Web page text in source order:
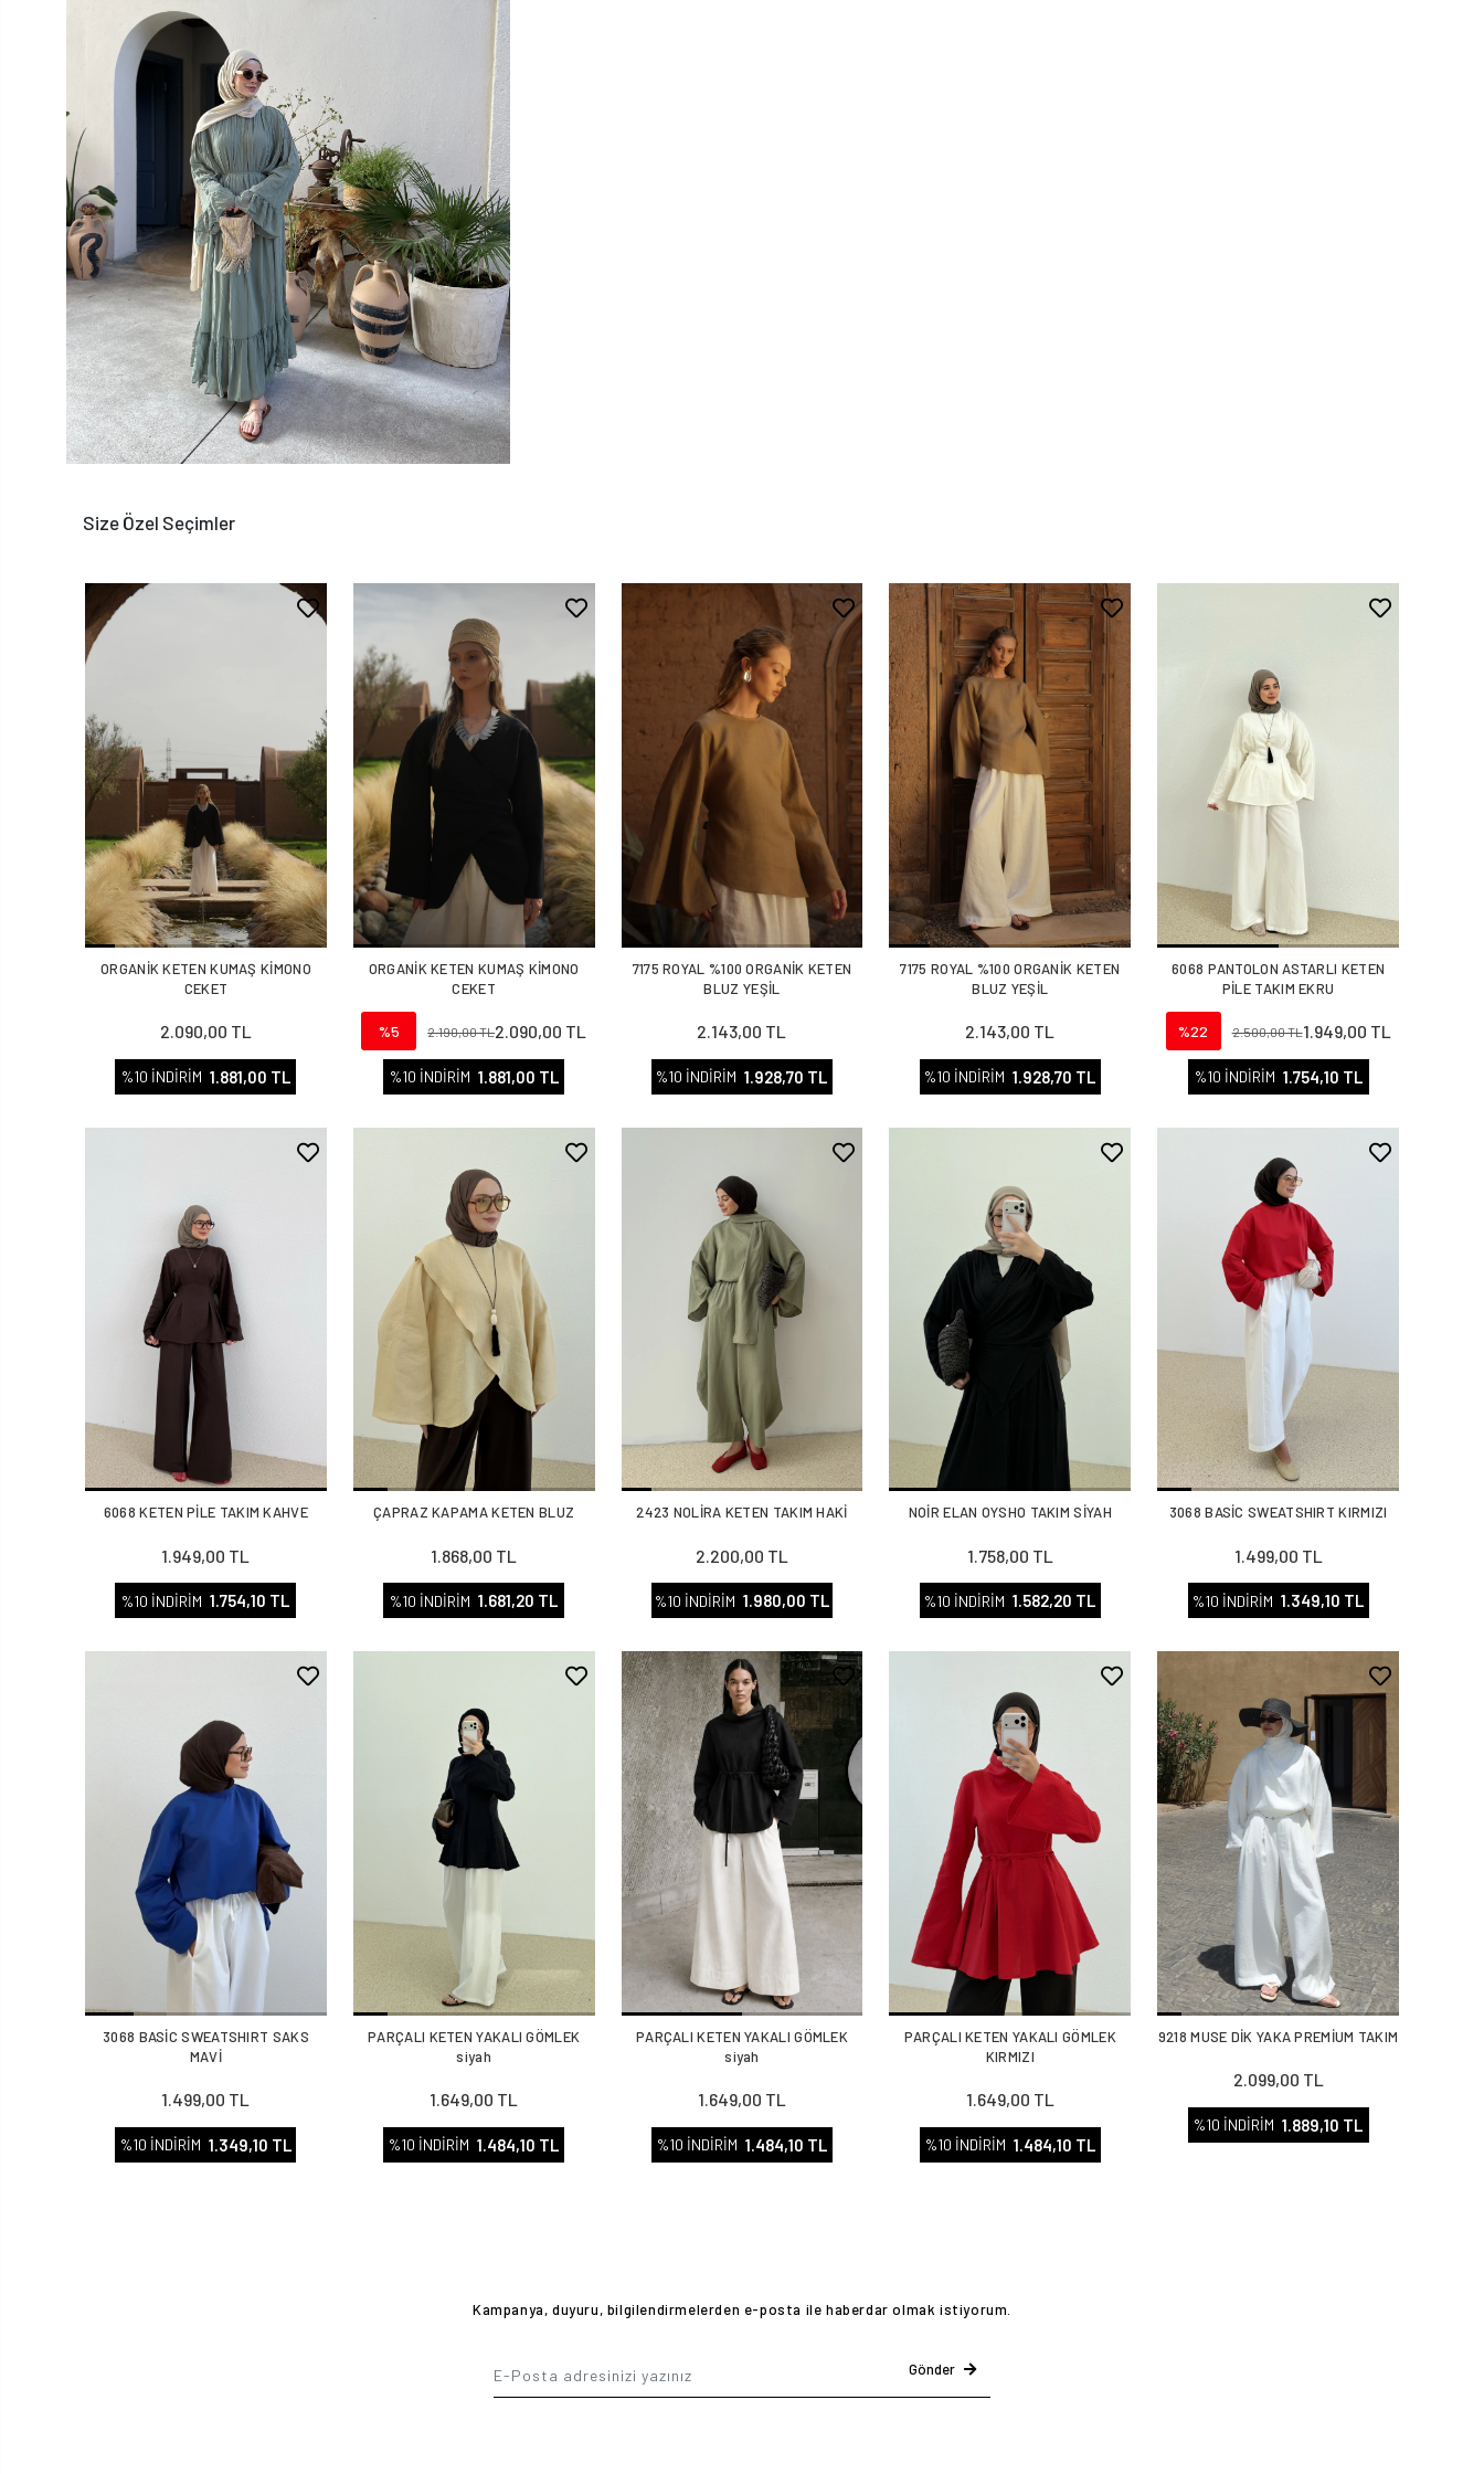
Size Özel Seçimler
ORGANİK KETEN KUMAŞ KİMONO
CEKET
2.090,00 TL
%10 İNDİRİM 1.881,00 TL
ORGANİK KETEN KUMAŞ KİMONO
CEKET
%5 2.190,00 TL2.090,00 TL
%10 İNDİRİM 1.881,00 TL
7175 ROYAL %100 ORGANİK KETEN
BLUZ YEŞİL
2.143,00 TL
%10 İNDİRİM 1.928,70 TL
7175 ROYAL %100 ORGANİK KETEN
BLUZ YEŞİL
2.143,00 TL
%10 İNDİRİM 1.928,70 TL
6068 PANTOLON ASTARLI KETEN
PİLE TAKIM EKRU
%22 2.500,00 TL1.949,00 TL
%10 İNDİRİM 1.754,10 TL
6068 KETEN PİLE TAKIM KAHVE
1.949,00 TL
%10 İNDİRİM 1.754,10 TL
ÇAPRAZ KAPAMA KETEN BLUZ
1.868,00 TL
%10 İNDİRİM 1.681,20 TL
2423 NOLİRA KETEN TAKIM HAKİ
2.200,00 TL
%10 İNDİRİM 1.980,00 TL
NOİR ELAN OYSHO TAKIM SİYAH
1.758,00 TL
%10 İNDİRİM 1.582,20 TL
3068 BASİC SWEATSHIRT KIRMIZI
1.499,00 TL
%10 İNDİRİM 1.349,10 TL
3068 BASİC SWEATSHIRT SAKS
MAVİ
1.499,00 TL
%10 İNDİRİM 1.349,10 TL
PARÇALI KETEN YAKALI GÖMLEK
siyah
1.649,00 TL
%10 İNDİRİM 1.484,10 TL
PARÇALI KETEN YAKALI GÖMLEK
siyah
1.649,00 TL
%10 İNDİRİM 1.484,10 TL
PARÇALI KETEN YAKALI GÖMLEK
KIRMIZI
1.649,00 TL
%10 İNDİRİM 1.484,10 TL
9218 MUSE DİK YAKA PREMİUM TAKIM
2.099,00 TL
%10 İNDİRİM 1.889,10 TL
Kampanya, duyuru, bilgilendirmelerden e-posta ile haberdar olmak istiyorum.
Gönder